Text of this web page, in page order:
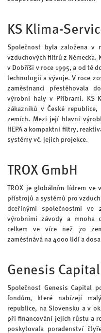
KS Klima-
Společnost byla založena v
vzduchových filtrů z Německa.
v Dobříši v roce 1995, a od té
technologií a vývoje. V roce
zaměstnanci přestěhovala
výrobní haly v Příbrami. KS
zákazníků v České
zemích. Mezi její hlavní
HEPA a kompaktní filtry,
systémy vč. jejich projekce.
TROX GmbH
TROX je globálním lídrem ve
přístrojů a systémů pro
dceřinými společnostmi ve
výrobními závody a mnoha
celkem ve více než 70
zaměstnává na 4000 lidí a
Genesis Capital
Společnost Genesis Capital
fondům, které nabízejí
republice, na Slovensku a v
při financování jejich růstu a
poskytovala poradenství